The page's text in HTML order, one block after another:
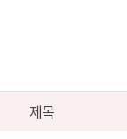
제목